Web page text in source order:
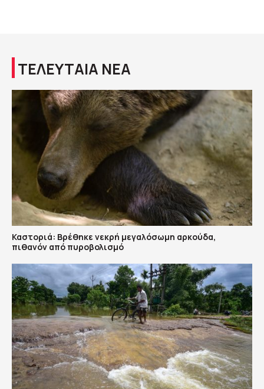
ΤΕΛΕΥΤΑΙΑ ΝΕΑ
Καστοριά: Βρέθηκε νεκρή μεγαλόσωμη αρκούδα,
πιθανόν από πυροβολισμό